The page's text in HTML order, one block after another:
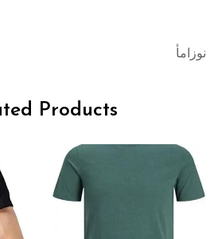
نوزامأ
Products